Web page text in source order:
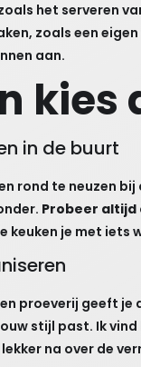
het serveren
zoals een
aan.
in de buurt
rond te neuzen
Probeer
keuken je met iets
proeverij geeft je
stijl past. Ik
na over de